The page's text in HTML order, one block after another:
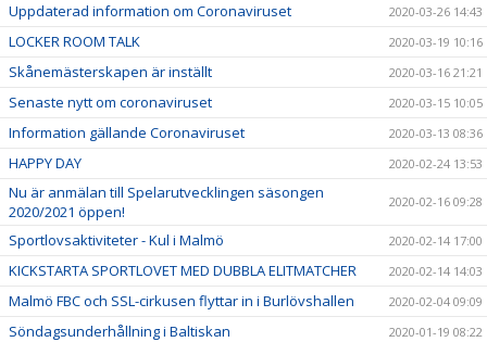
Uppdaterad information om Coronaviruset 2020-03-26 14:43
LOCKER ROOM TALK 2020-03-19 10:16
Skånemästerskapen är inställt 2020-03-16 21:21
Senaste nytt om coronaviruset 2020-03-15 10:05
Information gällande Coronaviruset 2020-03-13 08:36
HAPPY DAY 2020-02-24 13:53
Nu är anmälan till Spelarutvecklingen säsongen
2020/2021 öppen!
2020-02-16 09:28
Sportlovsaktiviteter - Kul i Malmö 2020-02-14 17:00
KICKSTARTA SPORTLOVET MED DUBBLA ELITMATCHER 2020-02-14 14:03
Malmö FBC och SSL-cirkusen flyttar in i Burlövshallen 2020-02-04 09:09
Söndagsunderhållning i Baltiskan 2020-01-19 08:22